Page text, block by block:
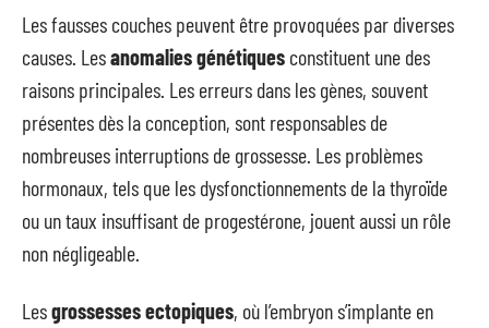
Les fausses couches peuvent être provoquées par diverses
causes. Lesanomalies génétiques constituent une des
raisons principales. Les erreurs dans les gènes, souvent
présentes dès la conception, sont responsables de
nombreuses interruptions de grossesse. Les problèmes
hormonaux, tels que les dysfonctionnements de la thyroïde
ou un taux insuffisant de progestérone, jouent aussi un rôle
non négligeable.
Lesgrossesses ectopiques, où l’embryon s’implante en